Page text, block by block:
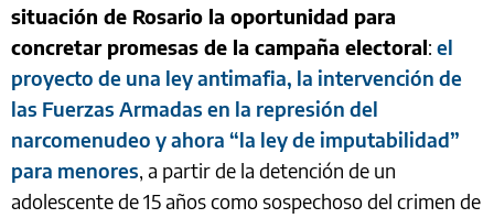
situación de Rosario la oportunidad para
concretar promesas de la campaña electoral: el
proyecto de una ley antimafia, la intervención de
las Fuerzas Armadas en la represión del
narcomenudeo y ahora “la ley de imputabilidad”
para menores, a partir de la detención de un
adolescente de 15 años como sospechoso del crimen de